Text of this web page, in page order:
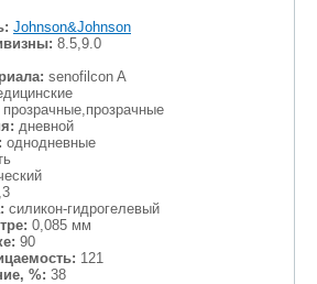
Johnson&Johnson
8.5,9.0
senofilcon A
прозрачные,прозрачные
дневной
однодневные
силикон-гидрогелевый
0,085 мм
90
121
%: 38